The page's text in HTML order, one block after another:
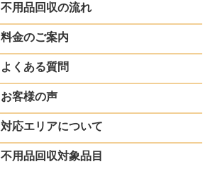
不用品回収の流れ
料金のご案内
よくある質問
お客様の声
対応エリアについて
不用品回収対象品目